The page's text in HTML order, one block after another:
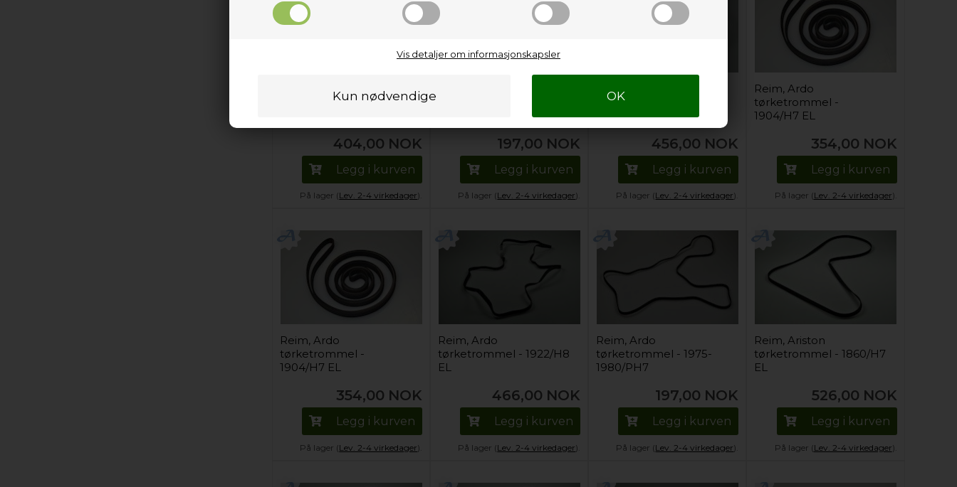
Vis detaljer om informasjonskapsler
Reim, AEG-Electrolux
tørketrommel - 1975/H7
404,00 NOK
Legg i kurven
På lager (Lev. 2-4 virkedager).
197,00 NOK
Legg i kurven
På lager (Lev. 2-4 virkedager).
Reim, Airlux
tørketrommel - 1941-
1942/EPH8
456,00 NOK
Legg i kurven
På lager (Lev. 2-4 virkedager).
Reim, Ardo
tørketrommel -
1904/H7 EL
354,00 NOK
Legg i kurven
På lager (Lev. 2-4 virkedager).
Reim, Ardo
tørketrommel -
1904/H7 EL
354,00 NOK
Legg i kurven
På lager (Lev. 2-4 virkedager).
Reim, Ardo
tørketrommel - 1922/H8
EL
466,00 NOK
Legg i kurven
På lager (Lev. 2-4 virkedager).
Reim, Ardo
tørketrommel - 1975-
1980/PH7
197,00 NOK
Legg i kurven
På lager (Lev. 2-4 virkedager).
Reim, Ariston
tørketrommel - 1860/H7
EL
526,00 NOK
Legg i kurven
På lager (Lev. 2-4 virkedager).